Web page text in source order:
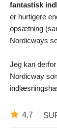
fantastisk
er hurtigere
opsætning
Nordicways
Jeg kan
Nordicway
4.7